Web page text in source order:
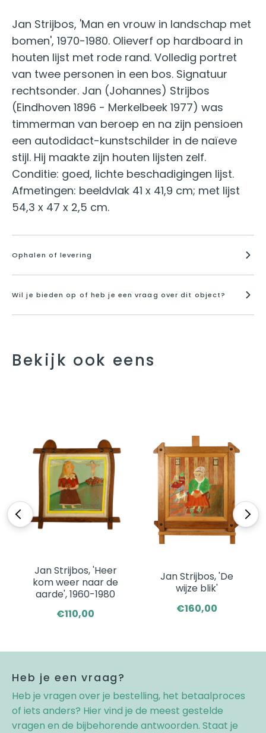
Jan Strijbos, 'Man en vrouw in landschap met
bomen', 1970-1980. Olieverf op hardboard in
houten lijst met rode rand. Volledig portret
van twee personen in een bos. Signatuur
rechtsonder. Jan (Johannes) Strijbos
(Eindhoven 1896 - Merkelbeek 1977) was
timmerman van beroep en na zijn pensioen
een autodidact-kunstschilder in de naïeve
stijl. Hij maakte zijn houten lijsten zelf.
Conditie: goed, lichte beschadigingen lijst.
Afmetingen: beeldvlak 41 x 41,9 cm; met lijst
54,3 x 47 x 2,5 cm.
Ophalen of levering
Wil je bieden op of heb je een vraag over dit object?
Bekijk ook eens
Jan Strijbos, 'Heer
kom weer naar de
aarde', 1960-1980
€110,00
Jan Strijbos, 'De
wijze blik'
€160,00
< >
Heb je een vraag?
Heb je vragen over je bestelling, het betaalproces
of iets anders? Hier vind je de meest gestelde
vragen en de bijbehorende antwoorden. Staat je